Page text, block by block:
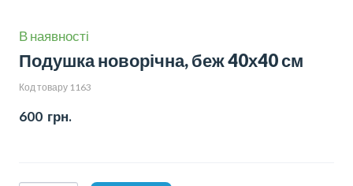
В наявності
Подушка новорічна, беж 40х40 см
Код товару 1163
600  грн.